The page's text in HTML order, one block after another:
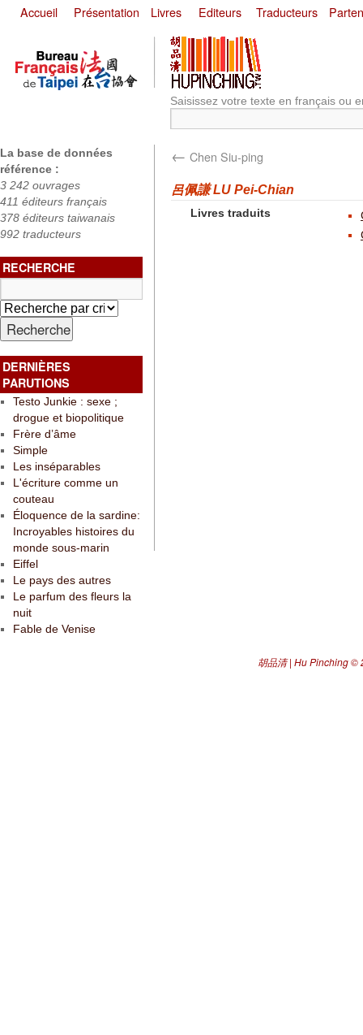
Accueil Présentation Livres Editeurs Traducteurs
Saisissez votre texte en français ou
La base de données
référence :
3 242 ouvrages
411 éditeurs français
378 éditeurs taiwanais
992 traducteurs
RECHERCHE
DERNIÈRES
PARUTIONS
Testo Junkie : sexe ;
drogue et biopolitique
Frère d’âme
Simple
Les inséparables
L'écriture comme un
couteau
Éloquence de la sardine:
Incroyables histoires du
monde sous-marin
Eiffel
Le pays des autres
Le parfum des fleurs la
nuit
Fable de Venise
← Chen Siu-ping
呂佩謙 LU Pei-Chian
Livres traduits
胡品清 | Hu Pinching©